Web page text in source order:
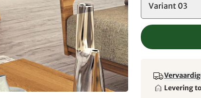
Variant 03
Levering